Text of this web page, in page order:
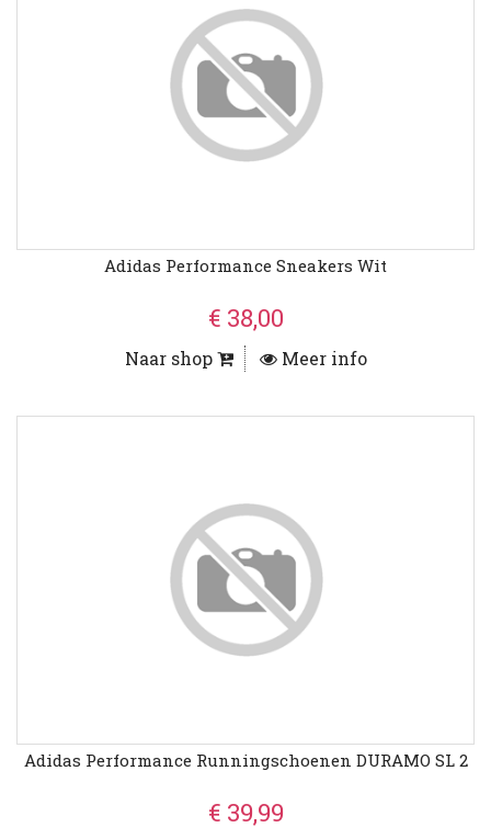
Adidas Performance Sneakers Wit
€ 38,00
Naar shop Meer info
Adidas Performance Runningschoenen DURAMO SL 2
€ 39,99